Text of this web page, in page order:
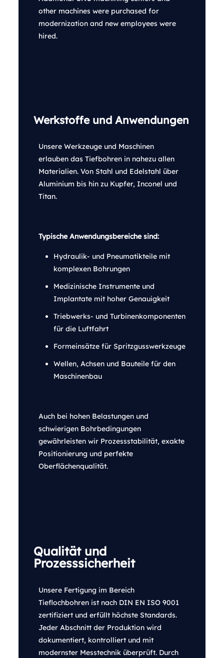
other machines were purchased for
modernization and new employees were
hired.
Werkstoffe und Anwendungen
Unsere Werkzeuge und Maschinen
erlauben das Tiefbohren in nahezu allen
Materialien. Von Stahl und Edelstahl über
Aluminium bis hin zu Kupfer, Inconel und
Titan.
Typische Anwendungsbereiche sind:
Hydraulik- und Pneumatikteile mit
komplexen Bohrungen
Medizinische Instrumente und
Implantate mit hoher Genauigkeit
Triebwerks- und Turbinenkomponenten
für die Luftfahrt
Formeinsätze für Spritzgusswerkzeuge
Wellen, Achsen und Bauteile für den
Maschinenbau
Auch bei hohen Belastungen und
schwierigen Bohrbedingungen
gewährleisten wir Prozessstabilität, exakte
Positionierung und perfekte
Oberflächenqualität.
Qualität und
Prozesssicherheit
Unsere Fertigung im Bereich
Tieflochbohren ist nach DIN EN ISO 9001
zertifiziert und erfüllt höchste Standards.
Jeder Abschnitt der Produktion wird
dokumentiert, kontrolliert und mit
modernster Messtechnik überprüft. Durch